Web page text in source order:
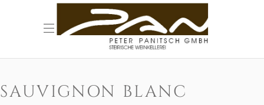
SAUVIGNON BLANC